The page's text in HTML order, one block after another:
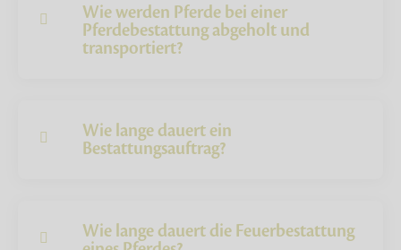
Wie werden Pferde bei einer
Pferdebestattung abgeholt und
transportiert?
Wie lange dauert ein
Bestattungsauftrag?
Wie lange dauert die Feuerbestattung